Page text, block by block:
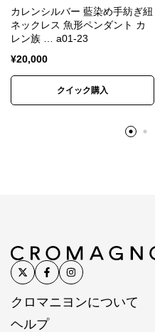
求しています。
不揃いな長さのシルバー
に並べ、左右対称で中央
くなるように配置します。
丁寧に仕上げることで、
生じる場合があります。
※色は正確に表現するよ
や端末の設定、照明、写
きく見えたり、色味が異
カレンシルバー 藍染め手紡ぎ紐
ネックレス 魚形ペンダント カ
レン族 … a01-23
¥20,000
クイック購入
クロマニヨンについて
ヘルプ